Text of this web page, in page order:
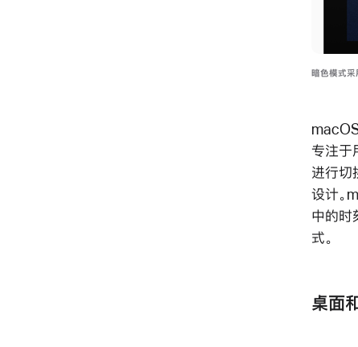
暗色模式采
专注于
进行切
设计。
中的时
式。
桌面